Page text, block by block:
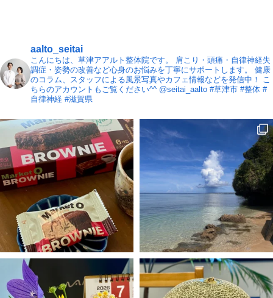
aalto_seitai
こんにちは、草津アアルト整体院です。
肩こり・頭痛・自律神経失
調症・姿勢の改善など心身のお悩みを丁寧にサポートします。
健康
のコラム、スタッフによる風景写真やカフェ情報などを発信中！
こ
ちらのアカウントもご覧ください^^ @seitai_aalto #草津市 #整体 #
自律神経 #滋賀県